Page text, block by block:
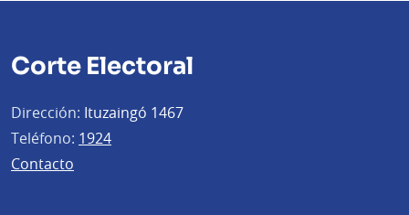
Corte Electoral
Dirección: Ituzaingó 1467
Teléfono: 1924
Contacto